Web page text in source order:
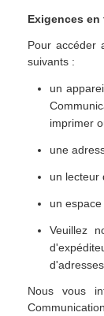
Exigences
Pour accéder
suivants :
un
imprimer
une
un lecteur
un
Veuillez
Nous vous